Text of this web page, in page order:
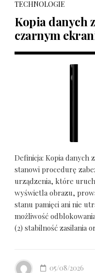
TECHNOLOGIE
Kopia danych
czarnym
Definicja: Kopia
stanowi procedurę
urządzenia, które
wyświetla obrazu,
stanu pamięci ani nie
możliwość
(2) stabilność zasilania
05/08/2026